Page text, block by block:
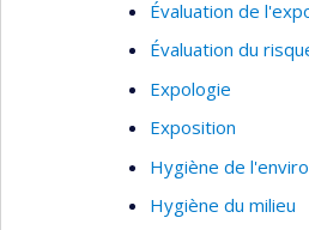
portée » (« scoping
Évaluation de
Évaluation du
Expologie
Exposition
Hygiène de
Hygiène du milieu